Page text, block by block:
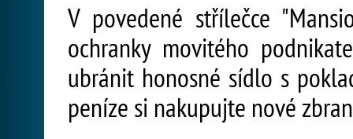
V povedené střílečce
ochranky movitého
ubránit honosné sídlo s
peníze si nakupujte nové